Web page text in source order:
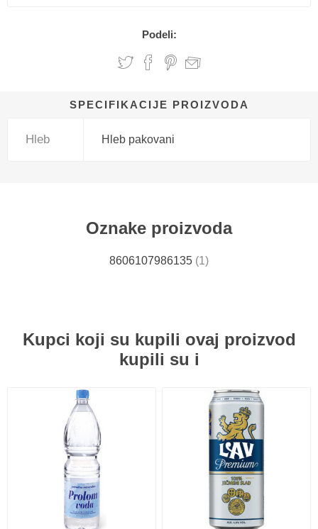
Podeli:
SPECIFIKACIJE PROIZVODA
Hleb Hleb pakovani
Oznake proizvoda
8606107986135 (1)
Kupci koji su kupili ovaj proizvod
kupili su i